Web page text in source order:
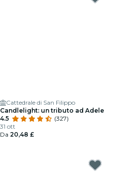
Cattedrale di San Filippo
Candlelight: un tributo ad Adele
4.5
(327)
31 ott
Da 20,48 £